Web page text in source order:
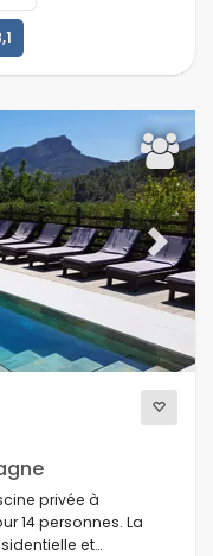
Next
privée à
14 personnes. La
et